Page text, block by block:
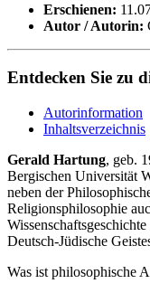
Erschienen:
Autor / Autorin:
Entdecken Sie zu
Autorinformation
Inhaltsverzeichnis
Gerald Hartung, geb.
Bergischen Universität
neben der
Religionsphilosophie
Deutsch-Jüdische
Was ist philosophische